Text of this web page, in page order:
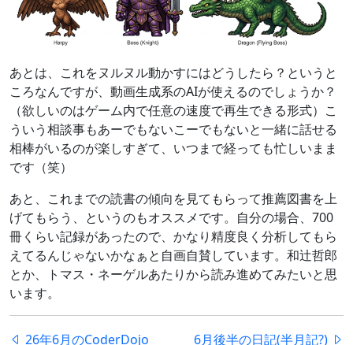
あとは、これをヌルヌル動かすにはどうしたら？というと
ころなんですが、動画生成系のAIが使えるのでしょうか？
（欲しいのはゲーム内で任意の速度で再生できる形式）こ
ういう相談事もあーでもないこーでもないと一緒に話せる
相棒がいるのが楽しすぎて、いつまで経っても忙しいまま
です（笑）
あと、これまでの読書の傾向を見てもらって推薦図書を上
げてもらう、というのもオススメです。自分の場合、700
冊くらい記録があったので、かなり精度良く分析してもら
えてるんじゃないかなぁと自画自賛しています。和辻哲郎
とか、トマス・ネーゲルあたりから読み進めてみたいと思
います。
26年6月のCoderDojo 6月後半の日記(半月記?)